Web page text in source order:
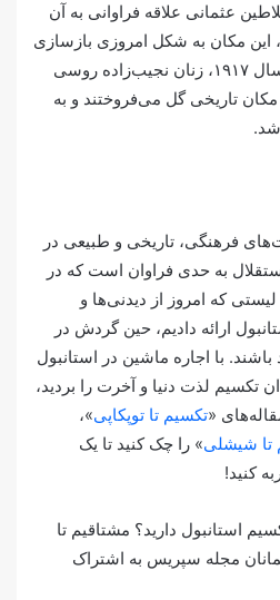
عثمانی علاقه فراوانی به آن
مکان به شکل امروزی بازسازی
شد. پس از انقلاب روسیه در سال ۱۹۱۷، زنان نجیب‌زاده روسی
مکان تاریخی گل می‌فروختند و به
شد.
فرهنگی، تاریخی و طبیعی در
به حدی فراوان است که در
که امروز از دیدنی‌ها و
ارائه دادیم، حین گردش در
با اجاره ماشین در استانبول
تکسیم لذت دنیا و آخرت را بردید،
«تکسیم تا توپکاپی»،
تا شیشلی» را چک کنید تا یک
کنید!
استانبول دارید؟ مشتاقیم تا
مجله سپریس به اشتراک